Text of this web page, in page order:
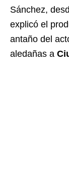
Sánchez,
explicó el
antaño del
aledañas a